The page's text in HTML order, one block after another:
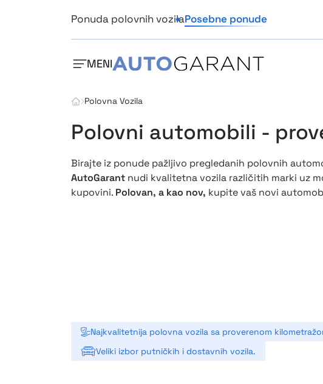
Ponuda polovnih vozilaPosebne ponude
MENI
Polovna Vozila
Polovni automobili -
Birajte iz ponude pažljivo pregledanih polovnih
AutoGarant nudi kvalitetna vozila različitih marki uz
kupovini. Polovan, a kao nov, kupite vaš novi
Najkvalitetnija polovna vozila sa proverenom
Veliki izbor putničkih i dostavnih vozila.